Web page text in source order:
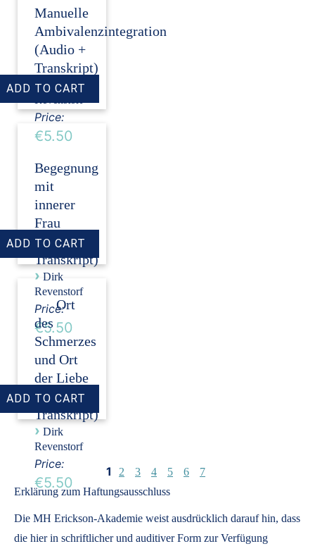
Manuelle
Ambivalenzintegration
(Audio +
Transkript)
› Dirk
Price:
€5.50
Begegnung
mit
innerer
Frau
(Audio +
Transkript)
› Dirk
Revenstorf
Price:
€5.50
Ort
des
Schmerzes
und Ort
der Liebe
(Audio +
Transkript)
› Dirk
Revenstorf
Price:
€5.50
1 2 3 4 5 6
7
Erklärung zum Haftungsausschluss
Die MH Erickson-Akademie weist ausdrücklich darauf hin, dass
die hier in schriftlicher und auditiver Form zur Verfügung